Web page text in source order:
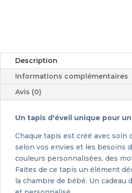
Description
Informations complémentaires
Avis (0)
Un tapis d'éveil unique pour
Chaque tapis est créé avec soin
selon vos envies et les besoins
couleurs personnalisées, des
Faites de ce tapis un élément
la chambre de bébé. Un cadeau